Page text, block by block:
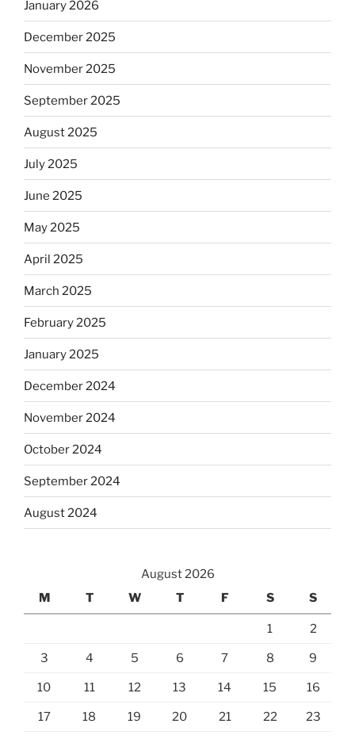
January 2026
December 2025
November 2025
September 2025
August 2025
July 2025
June 2025
May 2025
April 2025
March 2025
February 2025
January 2025
December 2024
November 2024
October 2024
September 2024
August 2024
August 2026
M
T W T F S S
1 2
3 4 5 6 7 8 9
10 11 12 13 14 15 16
17 18 19 20 21 22 23